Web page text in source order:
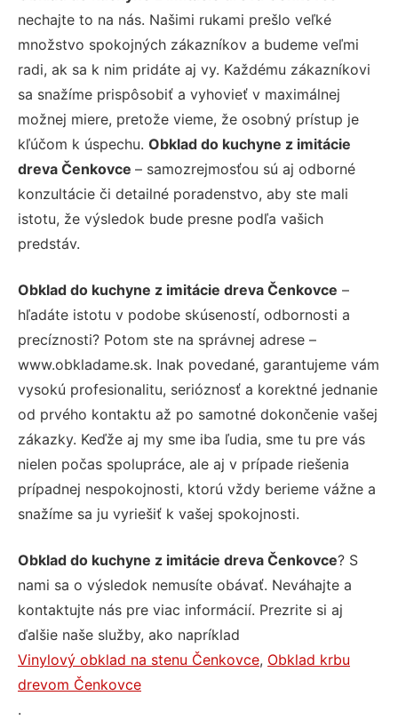
nechajte to na nás. Našimi rukami prešlo veľké
množstvo spokojných zákazníkov a budeme veľmi
radi, ak sa k nim pridáte aj vy. Každému zákazníkovi
sa snažíme prispôsobiť a vyhovieť v maximálnej
možnej miere, pretože vieme, že osobný prístup je
kľúčom k úspechu. Obklad do kuchyne z imitácie
dreva Čenkovce – samozrejmosťou sú aj odborné
konzultácie či detailné poradenstvo, aby ste mali
istotu, že výsledok bude presne podľa vašich
predstáv.
Obklad do kuchyne z imitácie dreva Čenkovce –
hľadáte istotu v podobe skúseností, odbornosti a
precíznosti? Potom ste na správnej adrese –
www.obkladame.sk. Inak povedané, garantujeme vám
vysokú profesionalitu, serióznosť a korektné jednanie
od prvého kontaktu až po samotné dokončenie vašej
zákazky. Keďže aj my sme iba ľudia, sme tu pre vás
nielen počas spolupráce, ale aj v prípade riešenia
prípadnej nespokojnosti, ktorú vždy berieme vážne a
snažíme sa ju vyriešiť k vašej spokojnosti.
Obklad do kuchyne z imitácie dreva Čenkovce? S
nami sa o výsledok nemusíte obávať. Neváhajte a
kontaktujte nás pre viac informácií. Prezrite si aj
ďalšie naše služby, ako napríklad
Vinylový obklad na stenu Čenkovce, Obklad krbu
drevom Čenkovce
.